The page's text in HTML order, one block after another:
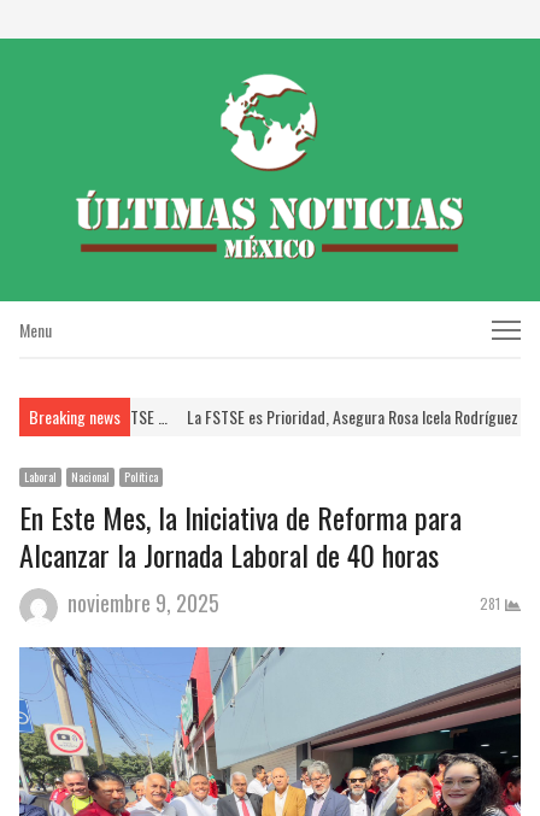
Menu
Menu
Breaking news
Brinda FSTSE … La FSTSE es Prioridad, Asegura Rosa Icela Rodríguez a
Laboral Nacional Política
En Este Mes, la Iniciativa de Reforma para
Alcanzar la Jornada Laboral de 40 horas
noviembre 9, 2025 281